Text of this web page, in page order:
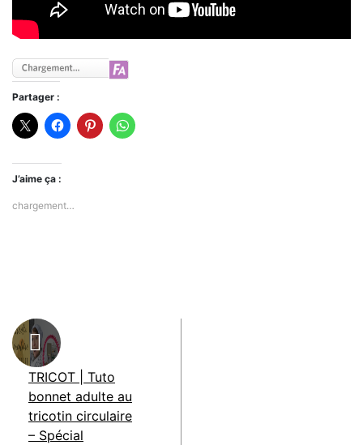
Partager :
J’aime ça :
chargement…
TRICOT | Tuto
bonnet adulte au
tricotin circulaire
– Spécial